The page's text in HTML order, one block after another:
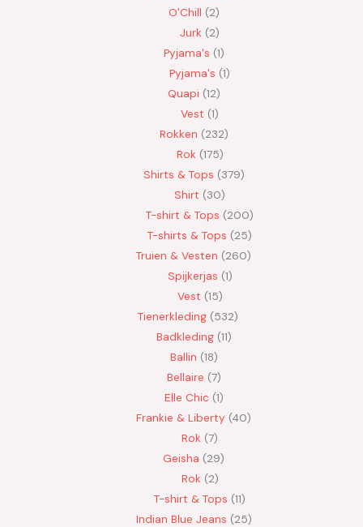
O'Chill 2
Jurk 2
Pyjama's 1
Pyjama's 1
Quapi 12
Vest 1
Rokken 232
Rok 175
Shirts & Tops 379
Shirt
30
T-shirt & Tops
200
T-shirts & Tops
25
Truien & Vesten
260
Spijkerjas 1
Vest 15
Tienerkleding 532
Badkleding 11
Ballin 18
Bellaire 7
Elle Chic 1
Frankie & Liberty 40
Rok 7
Geisha
29
Rok 2
T-shirt & Tops 11
Indian Blue Jeans 25